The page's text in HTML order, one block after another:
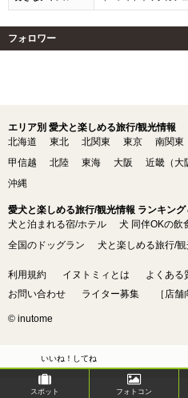
いいね！してね
フォロワー
エリア別 愛犬と楽しめる旅行/観光情報
北海道
東北 北関東 東京 南関東
甲信越
北陸 東海 大阪 近畿（大
沖縄
愛犬と楽しめる旅行/観光情報 ランキング
犬と泊まれる宿/ホテル
犬 同伴OKの飲
全国のドッグラン
犬と楽しめる旅行/観
利用規約 イヌトミィとは よくある
お問い合わせ
ライター募集 ［店
© inutome
スポット フォトコン